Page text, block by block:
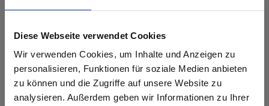
Diese Webseite verwendet Cookies
Wir verwenden Cookies, um Inhalte und Anzeigen zu
personalisieren, Funktionen für soziale Medien anbieten
zu können und die Zugriffe auf unsere Website zu
analysieren. Außerdem geben wir Informationen zu Ihrer
Max Compact Exterior
Max Compact Exterior 0902 Black Stingray
Limestone